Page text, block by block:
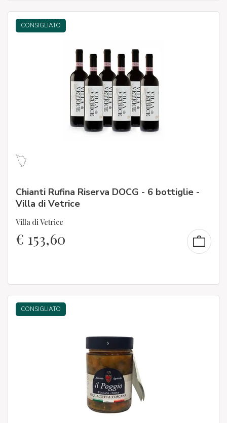
CONSIGLIATO
Chianti Rufina Riserva DOCG - 6 bottiglie -
Villa di Vetrice
Villa di Vetrice
€ 153,60
CONSIGLIATO